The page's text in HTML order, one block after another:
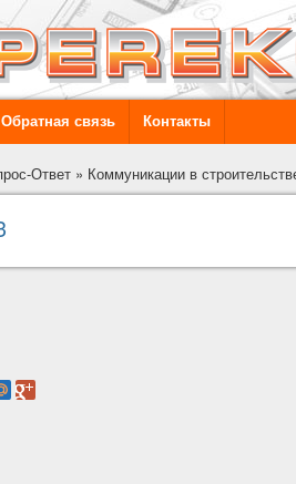
Обратная связь Контакты
Ответ » Коммуникации в